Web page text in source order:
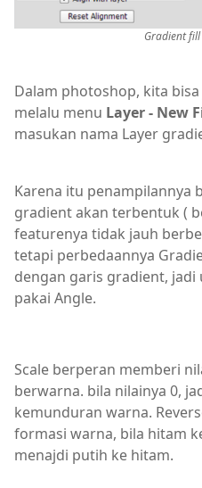
Gradient
Dalam photoshop, kita
melalu menu Layer - New
masukan nama Layer
Karena itu penampilannya
gradient akan terbentuk (
featurenya tidak jauh
tetapi perbedaannya
dengan garis gradient,
pakai Angle.
Scale berperan memberi
berwarna. bila nilainya 0,
kemunduran warna.
formasi warna, bila hitam
menajdi putih ke hitam.